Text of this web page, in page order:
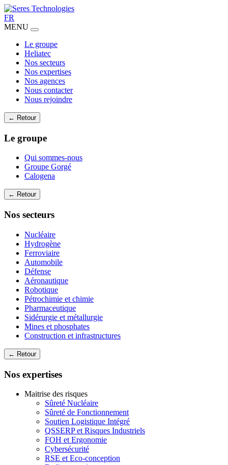
FR
MENU
Le groupe
Heliatec
Nos secteurs
Nos expertises
Nos agences
Nous contacter
Nous rejoindre
← Retour
Le groupe
Qui sommes-nous
Groupe Gorgé
Calogena
← Retour
Nos secteurs
Nucléaire
Hydrogène
Ferroviaire
Automobile
Défense
Aéronautique
Robotique
Pétrochimie et chimie
Pharmaceutique
Sidérurgie et métallurgie
Mines et phosphates
Construction et infrastructures
← Retour
Nos expertises
Maitrise des risques
Sûreté Nucléaire
Sûreté de Fonctionnement
Soutien Logistique Intégré
QSSERP et Risques Industriels
FOH et Ergonomie
Cybersécurité
RSE et Eco-conception